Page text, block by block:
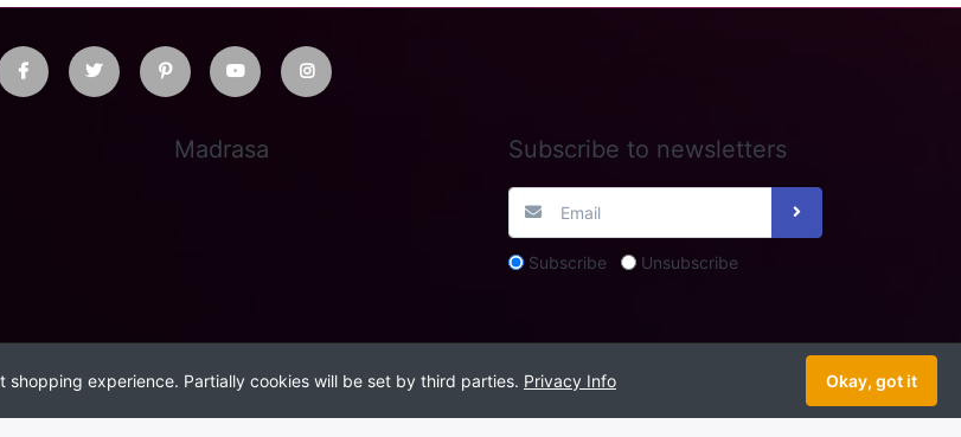
Madrasa Subscribe to newsletters
Subscribe Unsubscribe
shopping experience. Partially cookies will be set by third parties. Privacy Info Okay, got it